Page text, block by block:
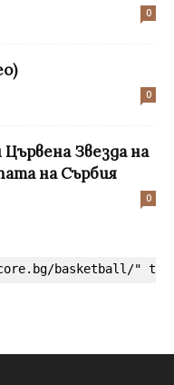
0
0
Звезда на
на Сърбия
0
basketball/"